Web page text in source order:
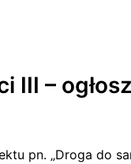
III –
pn. „Droga do